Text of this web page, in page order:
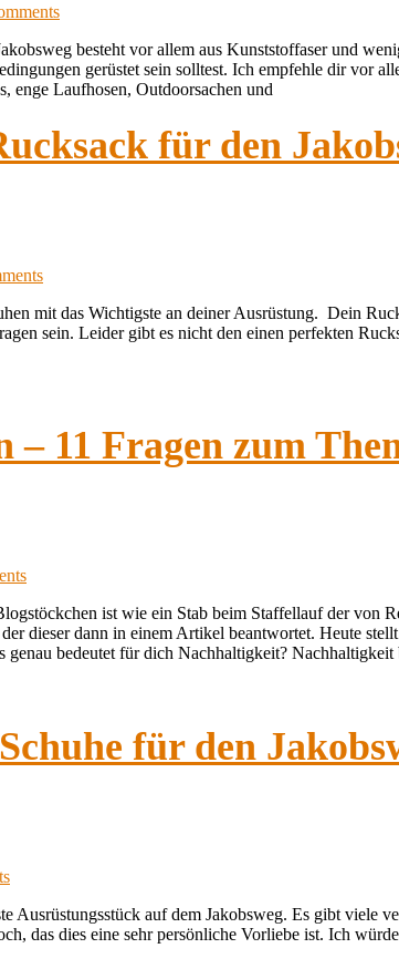
besteht vor allem aus Kunststoffaser und
gerüstet sein solltest. Ich empfehle dir vor
enge Laufhosen, Outdoorsachen und
für den
mit das Wichtigste an deiner Ausrüstung. Dein
sein. Leider gibt es nicht den einen perfekten
– 11 Fragen zum
ist wie ein Stab beim Staffellauf der von
dieser dann in einem Artikel beantwortet. Heute
genau bedeutet für dich Nachhaltigkeit?
für den
Ausrüstungsstück auf dem Jakobsweg. Es gibt viele
das dies eine sehr persönliche Vorliebe ist. Ich